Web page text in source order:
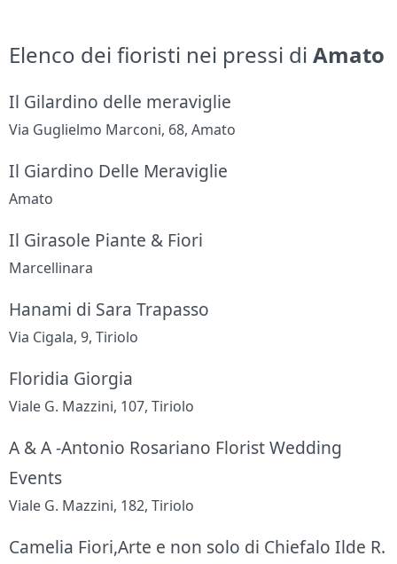
Elenco dei fioristi nei pressi diAmato
Il Gilardino delle meraviglie
Via Guglielmo Marconi, 68, Amato
Il Giardino Delle Meraviglie
Amato
Il Girasole Piante & Fiori
Marcellinara
Hanami di Sara Trapasso
Via Cigala, 9, Tiriolo
Floridia Giorgia
Viale G. Mazzini, 107, Tiriolo
A & A -Antonio Rosariano Florist Wedding
Events
Viale G. Mazzini, 182, Tiriolo
Camelia Fiori,Arte e non solo di Chiefalo Ilde R.